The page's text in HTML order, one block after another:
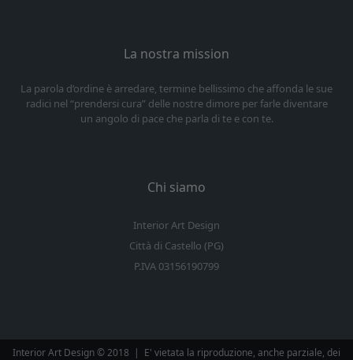
La nostra mission
La parola d’ordine è arredare, termine bellissimo che affonda le sue
radici nel “prendersi cura” delle nostre dimore per farle diventare
un angolo di pace che parla di te e con te.
Chi siamo
Interior Art Design
Città di Castello (PG)
P.IVA 03156190799
Interior Art Design © 2018 | E' vietata la riproduzione, anche parziale, dei